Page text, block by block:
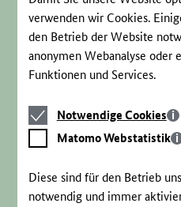
verwenden wir Cookies.
den Betrieb der Website
anonymen Webanalyse oder
Funktionen und Services.
Notwendige
Cookies
Notwendige Cookies
Matomo
Webstatistik
Matomo Webstatistik
Diese sind für den Betrieb
notwendig und immer